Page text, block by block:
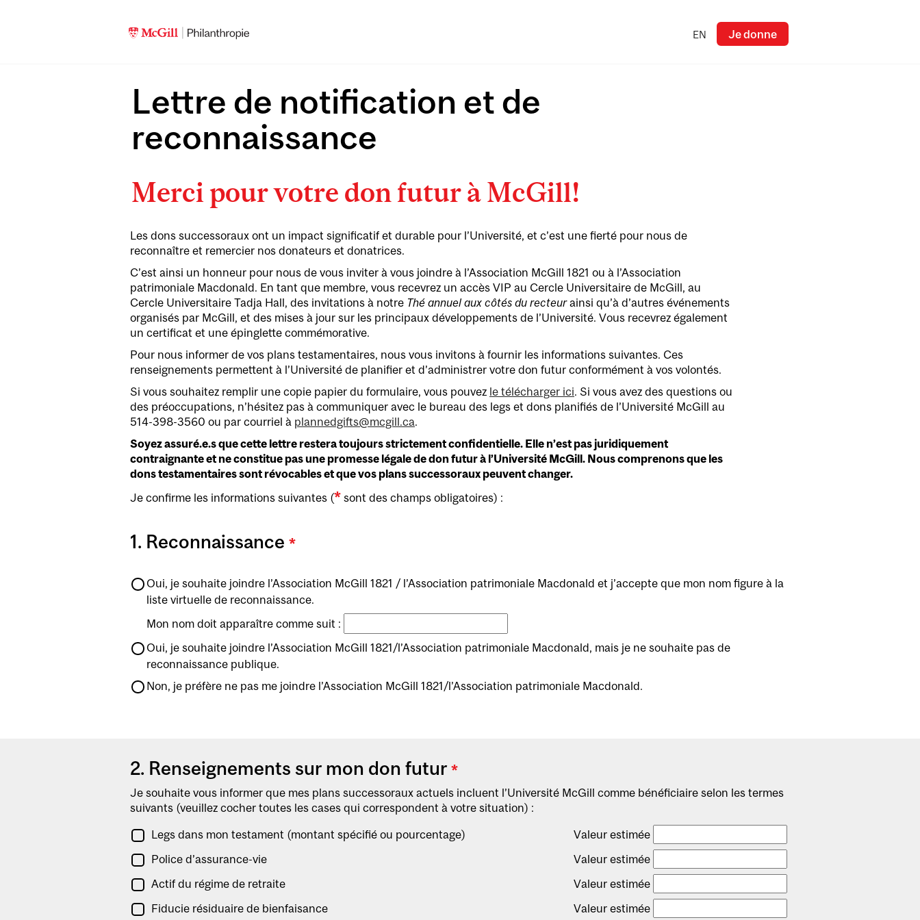
EN Je donne
Lettre de notification et de
reconnaissance
Merci pour votre don futur à McGill!
Les dons successoraux ont un impact significatif et durable pour l’Université, et c’est une fierté pour nous de
reconnaître et remercier nos donateurs et donatrices.
C’est ainsi un honneur pour nous de vous inviter à vous joindre à l’Association McGill 1821 ou à l’Association
patrimoniale Macdonald. En tant que membre, vous recevrez un accès VIP au Cercle Universitaire de McGill, au
Cercle Universitaire Tadja Hall, des invitations à notre Thé annuel aux côtés du recteurainsi qu’à d’autres événements
organisés par McGill, et des mises à jour sur les principaux développements de l’Université. Vous recevrez également
un certificat et une épinglette commémorative.
Pour nous informer de vos plans testamentaires, nous vous invitons à fournir les informations suivantes. Ces
renseignements permettent à l’Université de planifier et d’administrer votre don futur conformément à vos volontés.
Si vous souhaitez remplir une copie papier du formulaire, vous pouvez le télécharger ici. Si vous avez des questions ou
des préoccupations, n’hésitez pas à communiquer avec le bureau des legs et dons planifiés de l’Université McGill au
514-398-3560 ou par courriel à plannedgifts@mcgill.ca.
Soyez assuré.e.s que cette lettre restera toujours strictement confidentielle. Elle n’est pas juridiquement
contraignante et ne constitue pas une promesse légale de don futur à l’Université McGill. Nous comprenons que les
dons testamentaires sont révocables et que vos plans successoraux peuvent changer.
Je confirme les informations suivantes (* sont des champs obligatoires) :
1. Reconnaissance *
Oui, je souhaite joindre l’Association McGill 1821 / l’Association patrimoniale Macdonald et j’accepte que mon nom figure à la
liste virtuelle de reconnaissance.
Mon nom doit apparaître comme suit :
Oui, je souhaite joindre l’Association McGill 1821/l’Association patrimoniale Macdonald, mais je ne souhaite pas de
reconnaissance publique.
Non, je préfère ne pas me joindre l’Association McGill 1821/l’Association patrimoniale Macdonald.
2. Renseignements sur mon don futur *
Je souhaite vous informer que mes plans successoraux actuels incluent l’Université McGill comme bénéficiaire selon les termes
suivants (veuillez cocher toutes les cases qui correspondent à votre situation) :
Legs dans mon testament (montant spécifié ou pourcentage)
Valeur estimée
Police d’assurance-vie
Valeur estimée
Actif du régime de retraite
Valeur estimée
Fiducie résiduaire de bienfaisance
Valeur estimée